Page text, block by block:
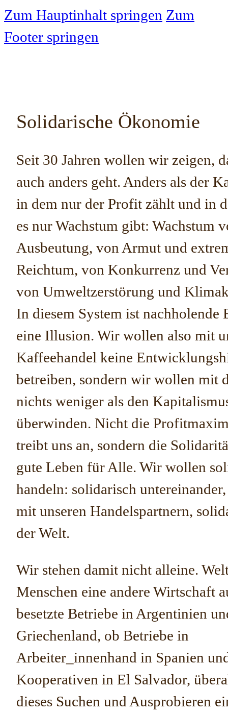
Zum Hauptinhalt springen Zum
Footer springen
Solidarische Ökonomie
Seit 30 Jahren wollen wir zeigen,
auch anders geht. Anders als der
in dem nur der Profit zählt und in
es nur Wachstum gibt: Wachstum
Ausbeutung, von Armut und
Reichtum, von Konkurrenz und
von Umweltzerstörung und
In diesem System ist
eine Illusion. Wir wollen also mit
Kaffeehandel keine
betreiben, sondern wir wollen mit
nichts weniger als den
überwinden. Nicht die
treibt uns an, sondern die
gute Leben für Alle. Wir wollen
handeln: solidarisch
mit unseren Handelspartnern,
der Welt.
Wir stehen damit nicht alleine.
Menschen eine andere Wirtschaft
besetzte Betriebe in Argentinien
Griechenland, ob Betriebe in
Arbeiter_innenhand in Spanien
Kooperativen in El Salvador,
dieses Suchen und Ausprobieren